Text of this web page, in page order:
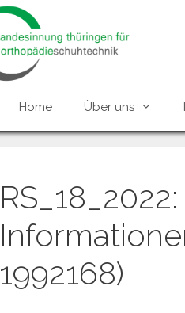
Home Über uns
1992168)